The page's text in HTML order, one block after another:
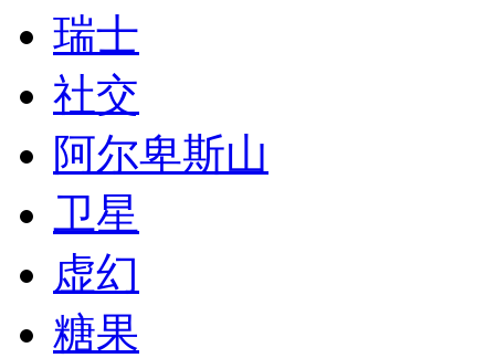
瑞士
社交
阿尔卑斯山
卫星
虚幻
糖果